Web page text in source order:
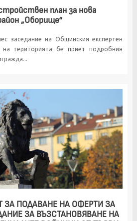
план за нова
„Оборище“
заседание на Общинския експертен
на територията бе приет подробния
ЗА ПОДАВАНЕ НА ОФЕРТИ ЗА
ЗА ВЪЗСТАНОВЯВАНЕ НА